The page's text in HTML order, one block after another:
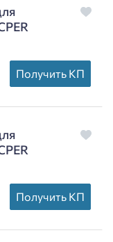
Получить КП
Получить КП